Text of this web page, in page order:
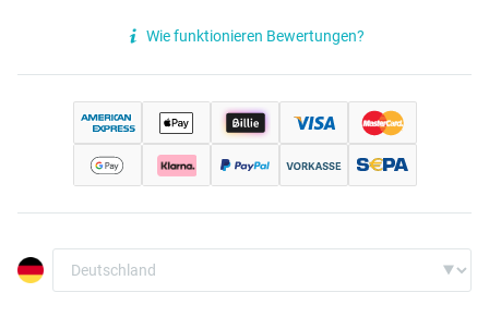
Wie funktionieren Bewertungen?